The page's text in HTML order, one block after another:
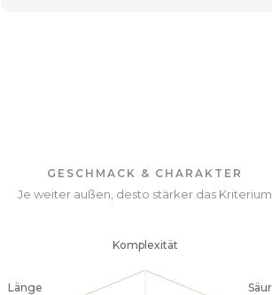
GESCHMACK & CHARAKTER
Je weiter außen, desto stärker das Kriterium